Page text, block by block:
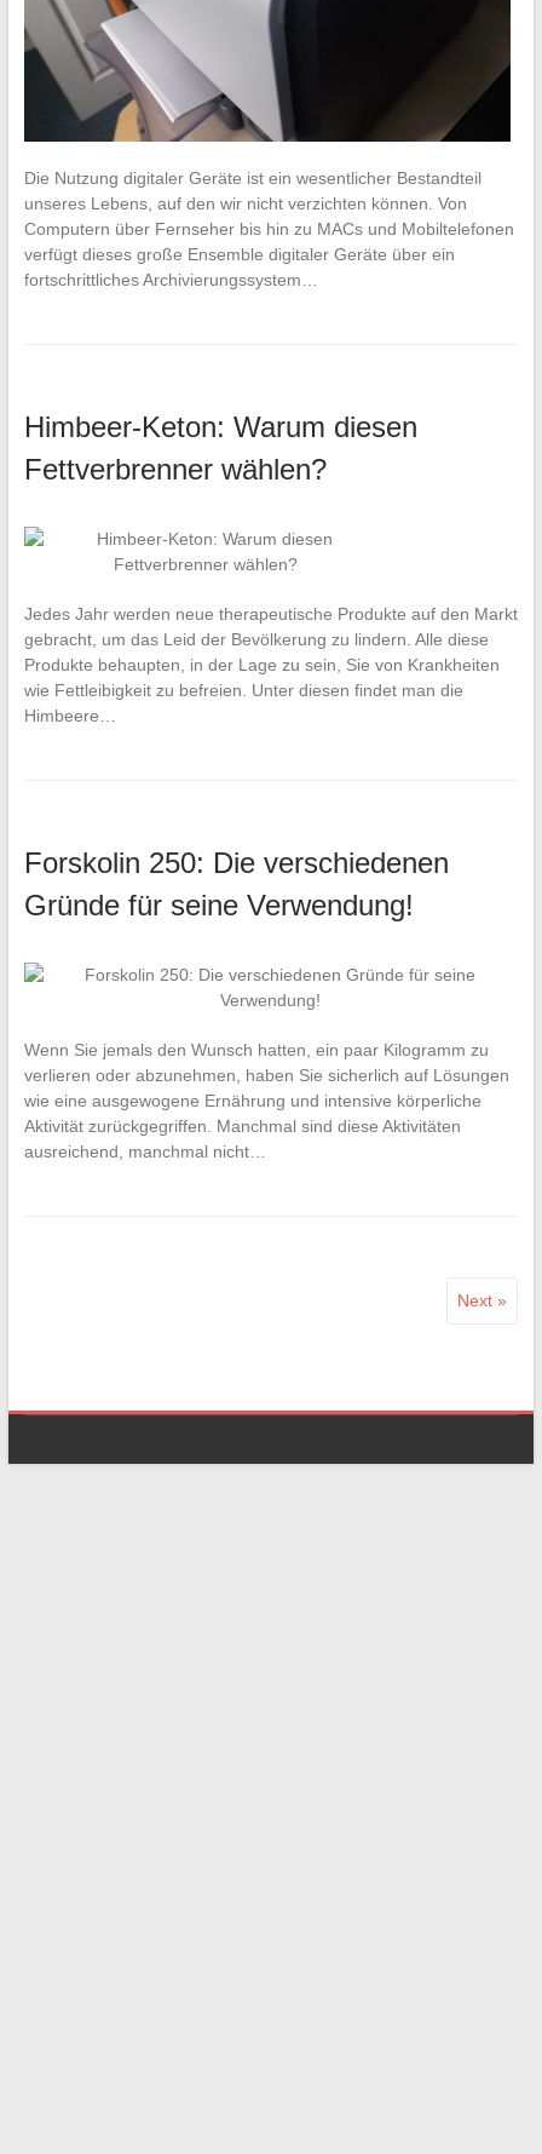
Die Nutzung digitaler Geräte ist ein wesentlicher Bestandteil
unseres Lebens, auf den wir nicht verzichten können. Von
Computern über Fernseher bis hin zu MACs und Mobiltelefonen
verfügt dieses große Ensemble digitaler Geräte über ein
fortschrittliches Archivierungssystem…
Himbeer-Keton: Warum diesen
Fettverbrenner wählen?
Jedes Jahr werden neue therapeutische Produkte auf den Markt
gebracht, um das Leid der Bevölkerung zu lindern. Alle diese
Produkte behaupten, in der Lage zu sein, Sie von Krankheiten
wie Fettleibigkeit zu befreien. Unter diesen findet man die
Himbeere…
Forskolin 250: Die verschiedenen
Gründe für seine Verwendung!
Wenn Sie jemals den Wunsch hatten, ein paar Kilogramm zu
verlieren oder abzunehmen, haben Sie sicherlich auf Lösungen
wie eine ausgewogene Ernährung und intensive körperliche
Aktivität zurückgegriffen. Manchmal sind diese Aktivitäten
ausreichend, manchmal nicht…
Next »